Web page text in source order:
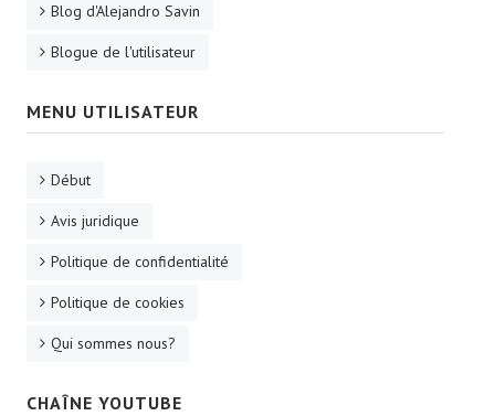
Blog d'Alejandro Savin
Blogue de l'utilisateur
MENU UTILISATEUR
Début
Avis juridique
Politique de confidentialité
Politique de cookies
Qui sommes nous?
CHAÎNE YOUTUBE